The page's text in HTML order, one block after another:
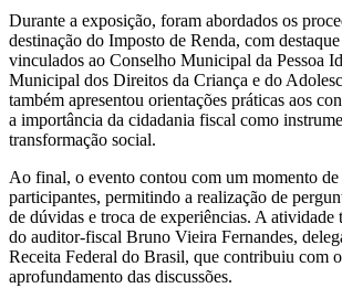
Durante a exposição, foram abordados os
destinação do Imposto de Renda, com
vinculados ao Conselho Municipal da Pessoa
Municipal dos Direitos da Criança e do
também apresentou orientações práticas aos
a importância da cidadania fiscal como
transformação social.
Ao final, o evento contou com um momento
participantes, permitindo a realização de
de dúvidas e troca de experiências. A atividade
do auditor-fiscal Bruno Vieira Fernandes,
Receita Federal do Brasil, que contribuiu com
aprofundamento das discussões.